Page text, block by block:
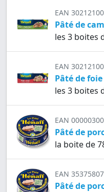
EAN
Pâté de
les 3 boites
EAN
Pâté de foie
les 3 boites
EAN
Pâté de
la boite de
EAN
Pâté de